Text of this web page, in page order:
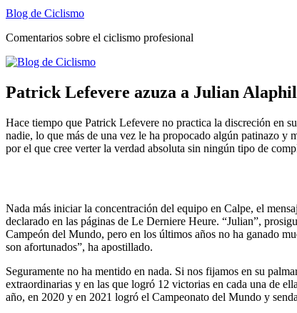
Blog de Ciclismo
Comentarios sobre el ciclismo profesional
Patrick Lefevere azuza a Julian
Hace tiempo que Patrick Lefevere no practica la discreción en
nadie, lo que más de una vez le ha propocado algún patinazo y
por el que cree verter la verdad absoluta sin ningún tipo de
Nada más iniciar la concentración del equipo en Calpe, el
declarado en las páginas de Le Derniere Heure. “Julian”,
Campeón del Mundo, pero en los últimos años no ha ganado
son afortunados”, ha apostillado.
Seguramente no ha mentido en nada. Si nos fijamos en su
extraordinarias y en las que logró 12 victorias en cada una de
año, en 2020 y en 2021 logró el Campeonato del Mundo y